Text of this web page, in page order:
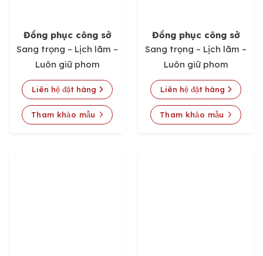
Đồng phục công sở
Sang trọng – Lịch lãm –
Luôn giữ phom
Liên hệ đặt hàng
Tham khảo mẫu
Đồng phục công sở
Sang trọng – Lịch lãm –
Luôn giữ phom
Liên hệ đặt hàng
Tham khảo mẫu